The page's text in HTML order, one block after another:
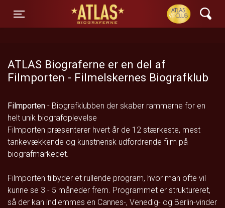
Toggle navigation
ATLAS Biograferne
ATLAS Biograferne er en del af
Filmporten - Filmelskernes Biografklub
Filmporten - Biografklubben der skaber rammerne for en
helt unik biografoplevelse
Filmporten præsenterer hvert år de 12 stærkeste, mest
tankevækkende og kunstnerisk udfordrende film på
biografmarkedet.
Filmporten tilbyder et rullende program, hvor man ofte vil
kunne se 3 - 5 måneder frem. Programmet er struktureret,
så der kan indlemmes en Cannes-, Venedig- og Berlin-vinder